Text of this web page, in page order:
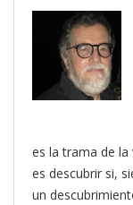
es la trama de la
es descubrir si,
un